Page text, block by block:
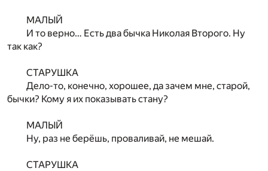
МАЛЫЙ
И то верно… Есть два бычка Николая Второго. Ну
так как?
СТАРУШКА
Дело-то, конечно, хорошее, да зачем мне, старой,
бычки? Кому я их показывать стану?
МАЛЫЙ
Ну, раз не берёшь, проваливай, не мешай.
СТАРУШКА